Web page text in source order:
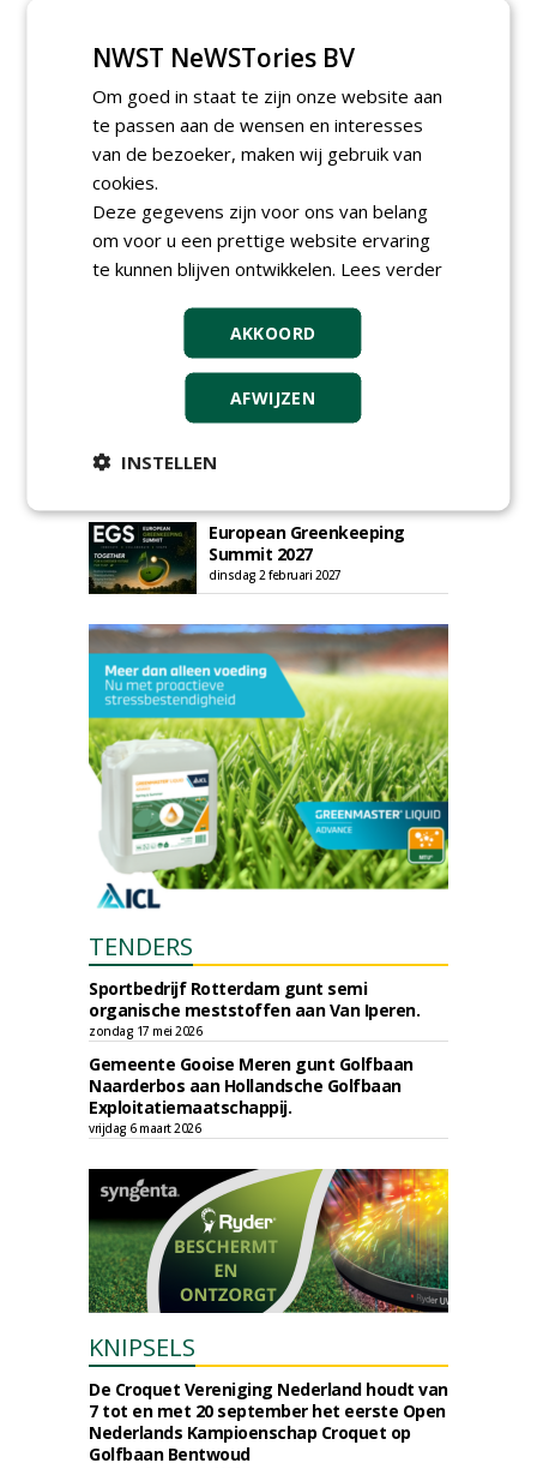
Iedereen kan gratis kleine advertenties
plaatsen via zijn eigen account.
Plaats een gratis advertentie
AGENDA
HAS start nieuwe opleiding
Hoofdgreenkeeper
donderdag 24 september 2026
woensdag 2 december
European Greenkeeping
Summit 2027
dinsdag 2 februari 2027
TENDERS
Sportbedrijf Rotterdam gunt semi
organische meststoffen aan Van Iperen.
zondag 17 mei 2026
Gemeente Gooise Meren gunt Golfbaan
Naarderbos aan Hollandsche Golfbaan
Exploitatiemaatschappij.
vrijdag 6 maart 2026
KNIPSELS
De Croquet Vereniging Nederland houdt van
7 tot en met 20 september het eerste Open
Nederlands Kampioenschap Croquet op
Golfbaan Bentwoud
NWST NeWSTories BV
Om goed in staat te zijn onze website aan
te passen aan de wensen en interesses
van de bezoeker, maken wij gebruik van
cookies.
Deze gegevens zijn voor ons van belang
om voor u een prettige website ervaring
te kunnen blijven ontwikkelen. Lees verder
AKKOORD
AFWIJZEN
INSTELLEN